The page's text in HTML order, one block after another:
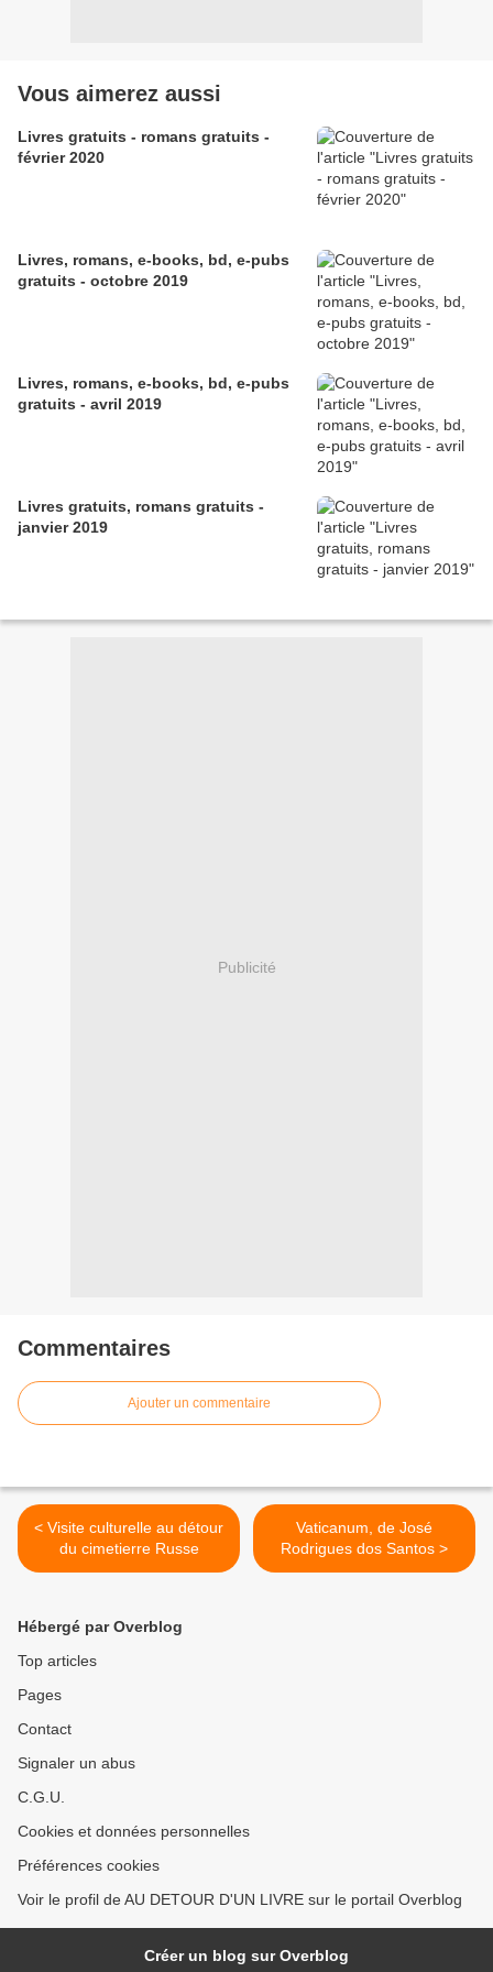
Vous aimerez aussi
Livres gratuits - romans gratuits -
février 2020
Livres, romans, e-books, bd, e-pubs
gratuits - octobre 2019
Livres, romans, e-books, bd, e-pubs
gratuits - avril 2019
Livres gratuits, romans gratuits -
janvier 2019
Publicité
Commentaires
Ajouter un commentaire
< Visite culturelle au détour
du cimetierre Russe
Vaticanum, de José
Rodrigues dos Santos >
Hébergé par Overblog
Top articles
Pages
Contact
Signaler un abus
C.G.U.
Cookies et données personnelles
Préférences cookies
Voir le profil de AU DETOUR D'UN LIVRE sur le portail Overblog
Créer un blog sur Overblog